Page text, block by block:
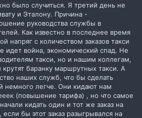
было случиться. Я третий день не
и Эталону. Причина -
руководства службы в
Как известно в последнее время
напряг с количеством заказов такси
идет война, экономический спад. Не
такси, но и нашим коллегам,
баранку маршрутных такси. А
наших служб, что бы сделать
немного легче. Они кидают нам
(повышение тарифа) , но что самое
кидать один и тот же заказ на
бы этот заказ разыгрывался на